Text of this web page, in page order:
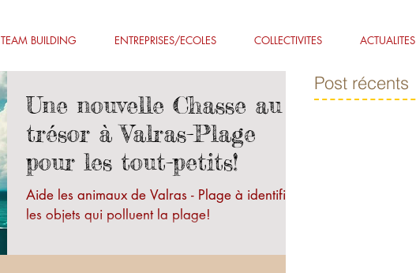
TEAM BUILDING ENTREPRISES/ECOLES COLLECTIVITES ACTUALITES
Une nouvelle Chasse au
trésor à Valras-Plage
pour les tout-petits!
Aide les animaux de Valras - Plage à identifier
les objets qui polluent la plage!
Post récents